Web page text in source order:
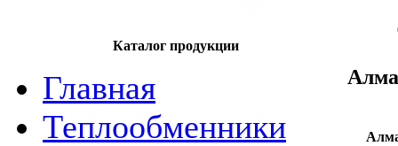
Каталог продукции
Главная
Теплообменники